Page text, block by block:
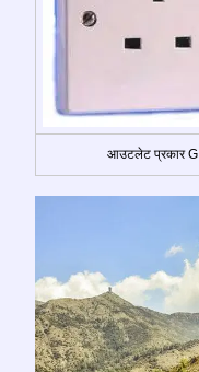
आउटलेट प्रकार G